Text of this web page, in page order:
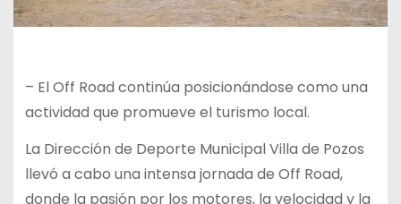
– El Off Road continúa posicionándose como una
actividad que promueve el turismo local.
La Dirección de Deporte Municipal Villa de Pozos
llevó a cabo una intensa jornada de Off Road,
donde la pasión por los motores, la velocidad y la